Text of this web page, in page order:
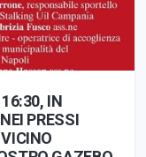
16:30, IN
PRESSI